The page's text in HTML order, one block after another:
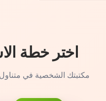
اختر خطة
مكتبتك الشخصية في متناول